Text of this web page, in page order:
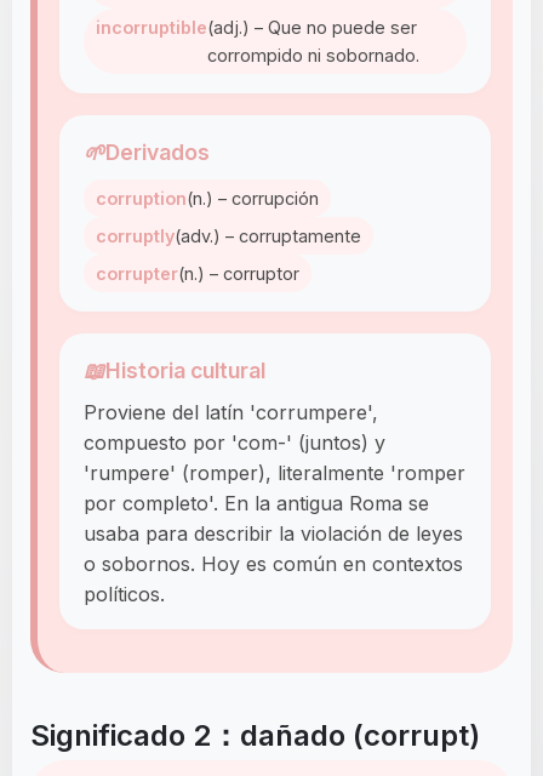
incorruptible(adj.) – Que no puede ser
corrompido ni sobornado.
🌱Derivados
corruption(n.) – corrupción
corruptly(adv.) – corruptamente
corrupter(n.) – corruptor
📖Historia cultural
Proviene del latín 'corrumpere',
compuesto por 'com-' (juntos) y
'rumpere' (romper), literalmente 'romper
por completo'. En la antigua Roma se
usaba para describir la violación de leyes
o sobornos. Hoy es común en contextos
políticos.
Significado 2：dañado (corrupt)